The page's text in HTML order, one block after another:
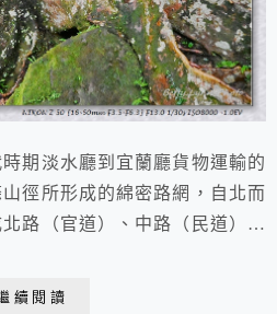
時期淡水廳到宜蘭廳貨物運輸的
徑所形成的綿密路網，自北而
路（官道）、中路（民道）、
續閱讀